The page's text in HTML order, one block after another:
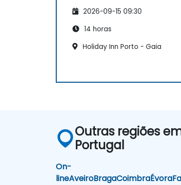
2026-09-15 09:30
14 horas
Holiday Inn Porto - Gaia
Outras regiões
Portugal
On-
lineAveiroBragaCoimbraÉvora